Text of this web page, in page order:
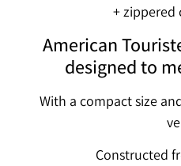
+
American
designed to
With a compact size
Constructed